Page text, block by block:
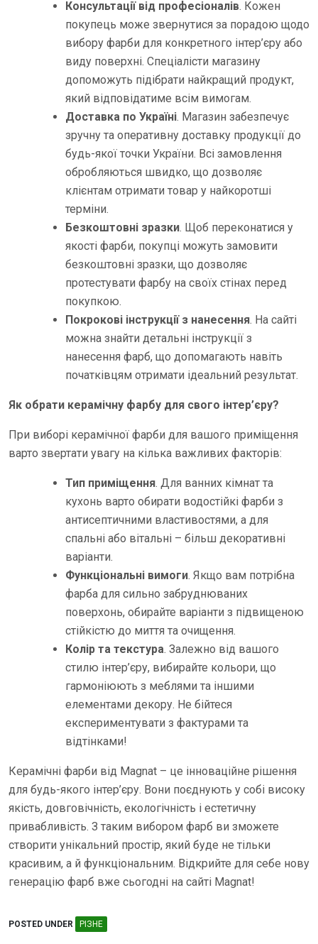
Консультації від професіоналів. Кожен
покупець може звернутися за порадою щодо
вибору фарби для конкретного інтер’єру або
виду поверхні. Спеціалісти магазину
допоможуть підібрати найкращий продукт,
який відповідатиме всім вимогам.
Доставка по Україні. Магазин забезпечує
зручну та оперативну доставку продукції до
будь-якої точки України. Всі замовлення
обробляються швидко, що дозволяє
клієнтам отримати товар у найкоротші
терміни.
Безкоштовні зразки. Щоб переконатися у
якості фарби, покупці можуть замовити
безкоштовні зразки, що дозволяє
протестувати фарбу на своїх стінах перед
покупкою.
Покрокові інструкції з нанесення. На сайті
можна знайти детальні інструкції з
нанесення фарб, що допомагають навіть
початківцям отримати ідеальний результат.
Як обрати керамічну фарбу для свого інтер’єру?
При виборі керамічної фарби для вашого приміщення
варто звертати увагу на кілька важливих факторів:
Тип приміщення. Для ванних кімнат та
кухонь варто обирати водостійкі фарби з
антисептичними властивостями, а для
спальні або вітальні – більш декоративні
варіанти.
Функціональні вимоги. Якщо вам потрібна
фарба для сильно забруднюваних
поверхонь, обирайте варіанти з підвищеною
стійкістю до миття та очищення.
Колір та текстура. Залежно від вашого
стилю інтер’єру, вибирайте кольори, що
гармоніюють з меблями та іншими
елементами декору. Не бійтеся
експериментувати з фактурами та
відтінками!
Керамічні фарби від Magnat – це інноваційне рішення
для будь-якого інтер’єру. Вони поєднують у собі високу
якість, довговічність, екологічність і естетичну
привабливість. З таким вибором фарб ви зможете
створити унікальний простір, який буде не тільки
красивим, а й функціональним. Відкрийте для себе нову
генерацію фарб вже сьогодні на сайті Magnat!
POSTED UNDER РІЗНЕ